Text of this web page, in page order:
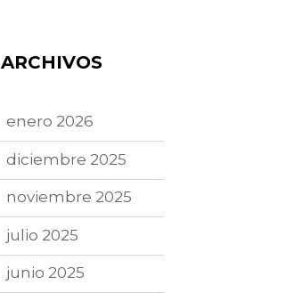
ARCHIVOS
enero 2026
diciembre 2025
noviembre 2025
julio 2025
junio 2025